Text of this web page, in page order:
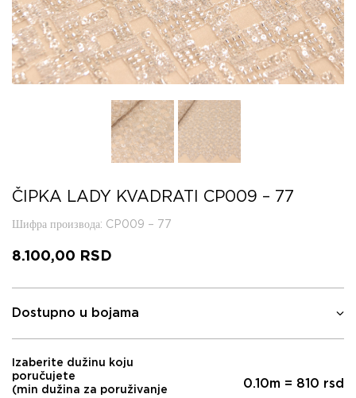
ČIPKA LADY KVADRATI CP009 – 77
Шифра производа: CP009 – 77
8.100,00 RSD
Dostupno u bojama
Izaberite dužinu koju
poručujete
(min dužina za poruživanje
0.10m = 810 rsd